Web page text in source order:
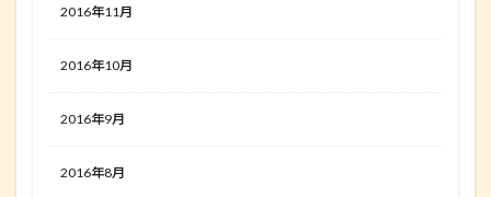
2016年11月
2016年10月
2016年9月
2016年8月